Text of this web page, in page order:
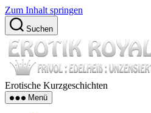
Zum Inhalt springen
Suchen
Erotische Kurzgeschichten
Menü